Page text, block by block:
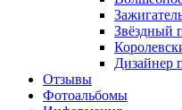
Звёздный
Дизайнер
Отзывы
Фотоальбомы